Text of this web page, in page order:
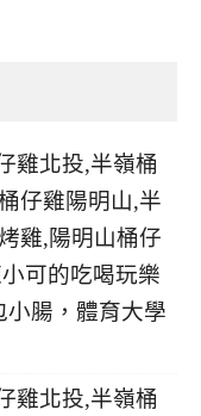
小腸，體育大學